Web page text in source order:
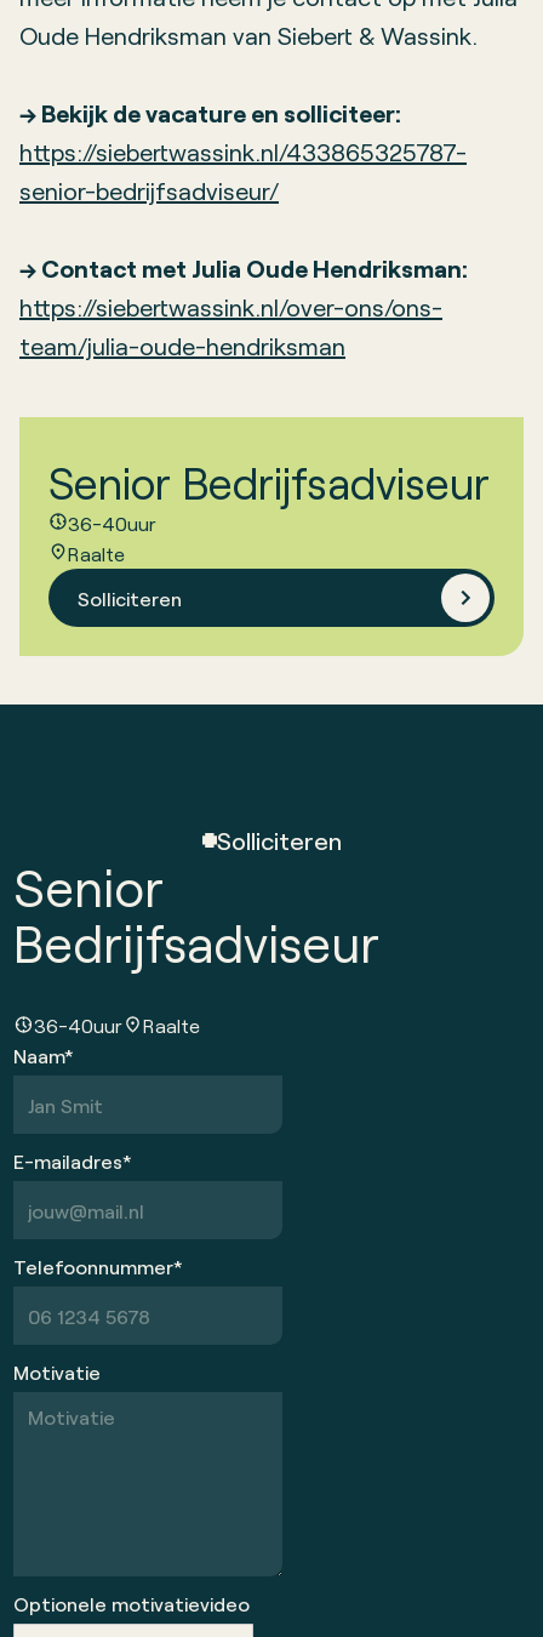
Oude Hendriksman van Siebert & Wassink.
→ Bekijk de vacature en solliciteer:
https://siebertwassink.nl/433865325787-
senior-bedrijfsadviseur/
→ Contact met Julia Oude Hendriksman:
https://siebertwassink.nl/over-ons/ons-
team/julia-oude-hendriksman
Senior Bedrijfsadviseur
36-40uur
Raalte
Solliciteren
Solliciteren
Senior
Bedrijfsadviseur
36-40uur
Raalte
Naam*
E-mailadres*
Telefoonnummer*
Motivatie
Optionele motivatievideo